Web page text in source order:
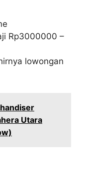
Rp3000000 –
lowongan
Utara